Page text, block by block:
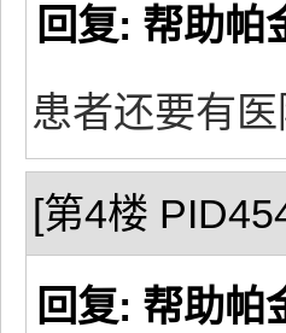
回复: 帮助帕
患者还要有
[第4楼
回复: 帮助帕